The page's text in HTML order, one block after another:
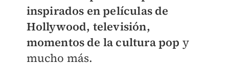
inspirados en películas de
Hollywood, televisión,
momentos de la cultura pop y
mucho más.